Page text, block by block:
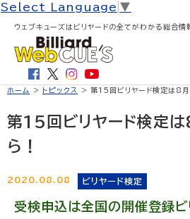
Select Language ▼
ウェブキューズはビリヤードの全てがわかる総合情
ホーム > トピックス > 第15回ビリヤード検定は8月
第15回ビリヤード検定は
ら！
2020.08.08 ビリヤード検定
受検申込は全国の開催登録ビ